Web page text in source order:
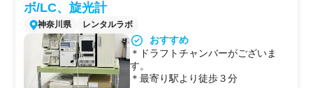
ボ/LC、旋光計
神奈川県 レンタルラボ
おすすめ
＊ドラフトチャンバーがございま
す。
＊最寄り駅より徒歩３分